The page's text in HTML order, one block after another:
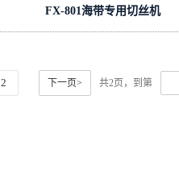
FX-801海带专用切丝机
2 下一页> 共2页，到第